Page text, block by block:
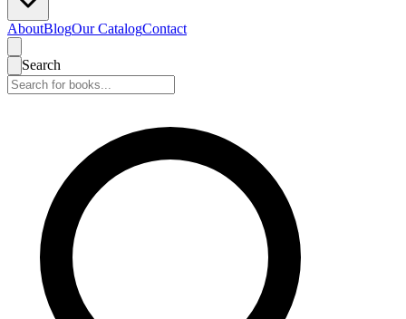
AboutBlogOur CatalogContact
Search